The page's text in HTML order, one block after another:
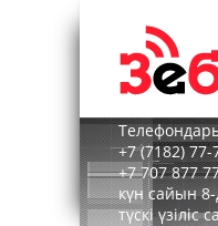
+7 (7182) 77-
+7 707 877
күн сайын 8-
түскі үзіліс